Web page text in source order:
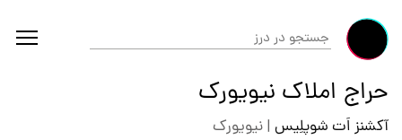
حراج املاک نیویورک
آکشنز اَت شوپلِیس |نیویورک